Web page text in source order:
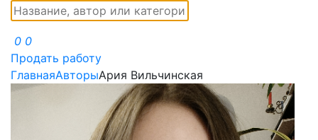
0 0
Продать работу
ГлавнаяАвторыАрия Вильчинская